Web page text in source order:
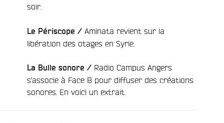
soir.
Le Périscope / Aminata revient sur la
libération des otages en Syrie.
La Bulle sonore / Radio Campus Angers
s’associe à Face B pour diffuser des créations
sonores. En voici un extrait.